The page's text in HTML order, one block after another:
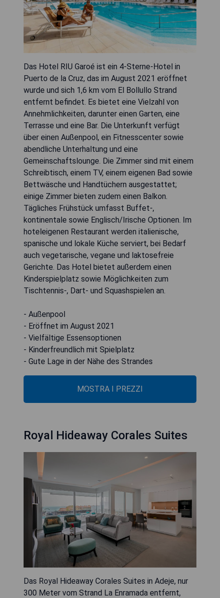
Das Hotel RIU Garoé ist ein 4-Sterne-Hotel in
Puerto de la Cruz, das im August 2021 eröffnet
wurde und sich 1,6 km vom El Bollullo Strand
entfernt befindet. Es bietet eine Vielzahl von
Annehmlichkeiten, darunter einen Garten, eine
Terrasse und eine Bar. Die Unterkunft verfügt
über einen Außenpool, ein Fitnesscenter sowie
abendliche Unterhaltung und eine
Gemeinschaftslounge. Die Zimmer sind mit einem
Schreibtisch, einem TV, einem eigenen Bad sowie
Bettwäsche und Handtüchern ausgestattet;
einige Zimmer bieten zudem einen Balkon.
Tägliches Frühstück umfasst Buffet-,
kontinentale sowie Englisch/Irische Optionen. Im
hoteleigenen Restaurant werden italienische,
spanische und lokale Küche serviert, bei Bedarf
auch vegetarische, vegane und laktosefreie
Gerichte. Das Hotel bietet außerdem einen
Kinderspielplatz sowie Möglichkeiten zum
Tischtennis-, Dart- und Squashspielen an.
- Außenpool
- Eröffnet im August 2021
- Vielfältige Essensoptionen
- Kinderfreundlich mit Spielplatz
- Gute Lage in der Nähe des Strandes
MOSTRA I PREZZI
Royal Hideaway Corales Suites
Das Royal Hideaway Corales Suites in Adeje, nur
300 Meter vom Strand La Enramada entfernt,